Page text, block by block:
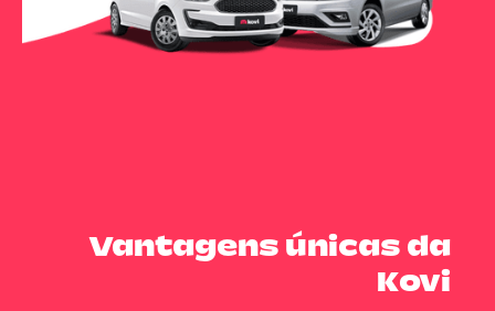
Vantagens únicas da
Kovi